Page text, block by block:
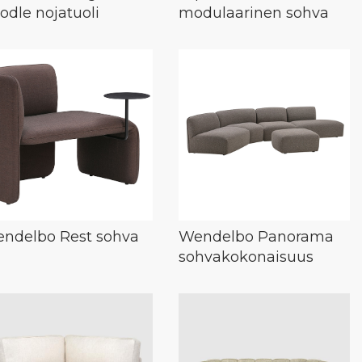
nojatuoli
modulaarinen sohva
Rest sohva
Wendelbo Panorama
sohvakokonaisuus